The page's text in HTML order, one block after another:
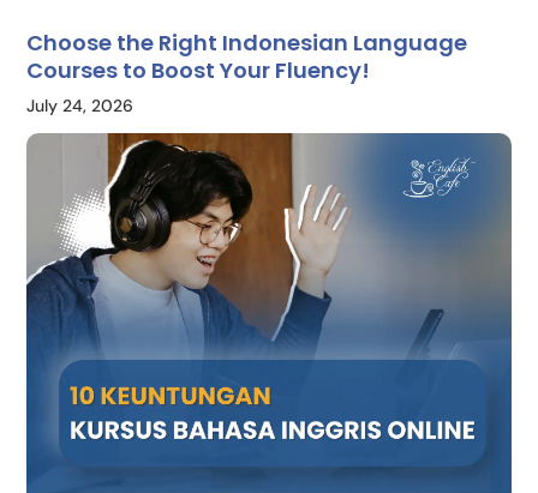
Choose the Right Indonesian Language
Courses to Boost Your Fluency!
July 24, 2026